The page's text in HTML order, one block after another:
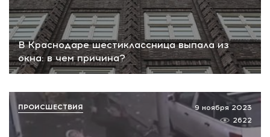
В Краснодаре шестиклассница выпала из
окна: в чем причина?
9 ноября 2023
2622
ПРОИСШЕСТВИЯ